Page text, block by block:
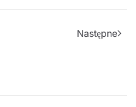
Następne